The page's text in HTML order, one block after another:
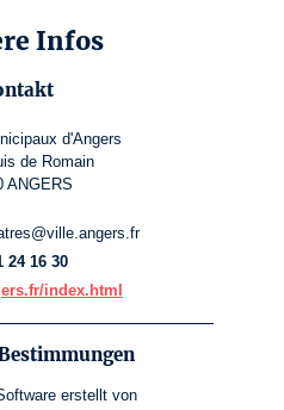
Infos
d'Angers
de Romain
ANGERS
24 16 30
index.html
erstellt von